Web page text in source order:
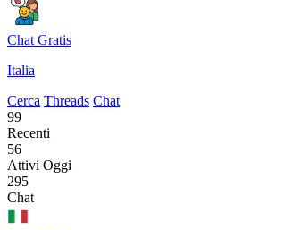
Chat Gratis
Italia
Cerca Threads Chat
99
Recenti
56
Attivi Oggi
295
Chat